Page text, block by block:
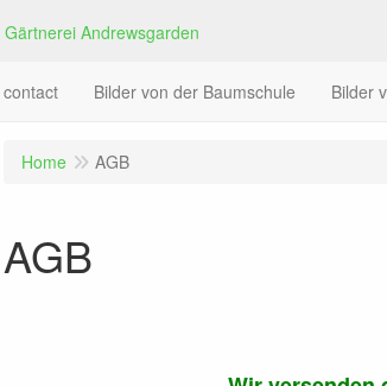
contact Bilder von der Baumschule Bilder
Home AGB
AGB